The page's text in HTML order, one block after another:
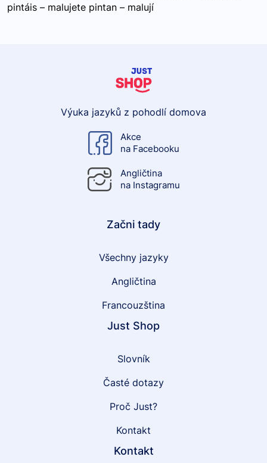
pintáis – malujete pintan – malují
Výuka jazyků z pohodlí domova
Akce
na Facebooku
Angličtina
na Instagramu
Začni tady
Všechny jazyky
Angličtina
Francouzština
Just Shop
Slovník
Časté dotazy
Proč Just?
Kontakt
Kontakt